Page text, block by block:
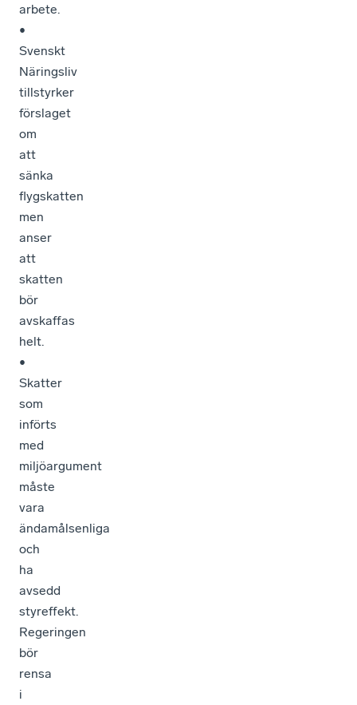
arbete.
•
Svenskt
Näringsliv
tillstyrker
förslaget
om
att
sänka
flygskatten
men
anser
att
skatten
bör
avskaffas
helt.
•
Skatter
som
införts
med
miljöargument
måste
vara
ändamålsenliga
och
ha
avsedd
styreffekt.
Regeringen
bör
rensa
i